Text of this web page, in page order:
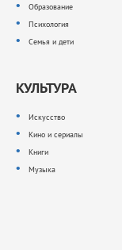
Образование
Психология
Семья и дети
КУЛЬТУРА
Искусство
Кино и сериалы
Книги
Музыка